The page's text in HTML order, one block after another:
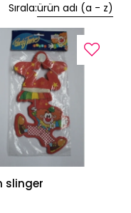
Sırala:ürün adı (a - z)
slinger